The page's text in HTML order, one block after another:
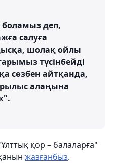
боламыз деп,
салуға
шолақ ойлы
түсінбейді
сөзбен айтқанда,
алаңына
қор – балаларға"
жазғанбыз.